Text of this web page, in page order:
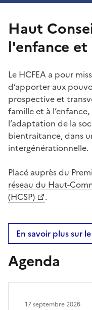
Haut
l'enfance et
Le HCFEA a pour
d’apporter aux
prospective et
famille et à l’enfance,
l’adaptation de la
bientraitance, dans
intergénérationnelle.
Placé auprès du
réseau du Haut-
(HCSP)
.
En savoir plus sur
Agenda
17 septembre 2026